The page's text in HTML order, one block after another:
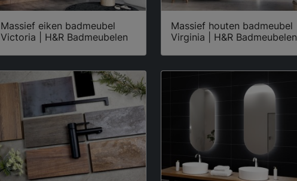
Massief eiken badmeubel
Victoria | H&R Badmeubelen
Massief houten badmeubel
Virginia | H&R Badmeubelen